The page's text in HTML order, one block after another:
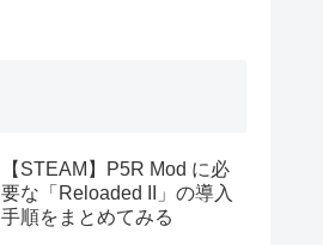
【STEAM】P5R Mod に必
要な「Reloaded II」の導入
手順をまとめてみる